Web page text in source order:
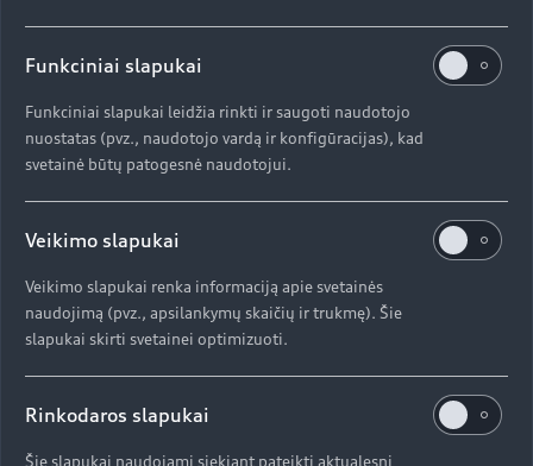
krosoverio modelis, apjungiantis praktiškumą ir
eleganciją. Automobilis užtikrina malonų ir
patogų važiavimą bet kokia kelio danga. Mieste,
tolimoje kelionėje ar bekelėje – kompaktinis
automobilis, turintis standartinę progresyvią
vairo sistemą ir papildomai reguliuojamą
sportinę pakabą.
Standartinėje „Audi drive select“ valdymo
sistemoje vairuotojas gali pasirinkti vieną iš šešių
skirtingų režimų, priklausomai nuo vairavimo
sąlygų, kelio ir paties vairuotojo poreikių,
Funkciniai slapukai
Funkciniai slapukai leidžia rinkti ir saugoti naudotojo
nuostatas (pvz., naudotojo vardą ir konfigūracijas), kad
svetainė būtų patogesnė naudotojui.
Veikimo slapukai
Veikimo slapukai renka informaciją apie svetainės
naudojimą (pvz., apsilankymų skaičių ir trukmę). Šie
slapukai skirti svetainei optimizuoti.
Rinkodaros slapukai
Šie slapukai naudojami siekiant pateikti aktualesnį